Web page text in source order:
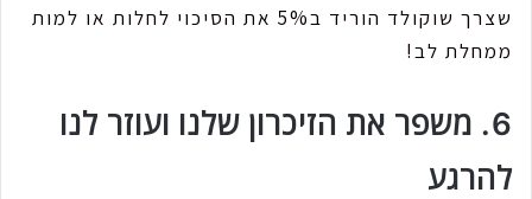
שצרך שוקולד הוריד ב5% את הסיכוי לחלות או למות
ממחלת לב!
6. משפר את הזיכרון שלנו ועוזר לנו
להרגע